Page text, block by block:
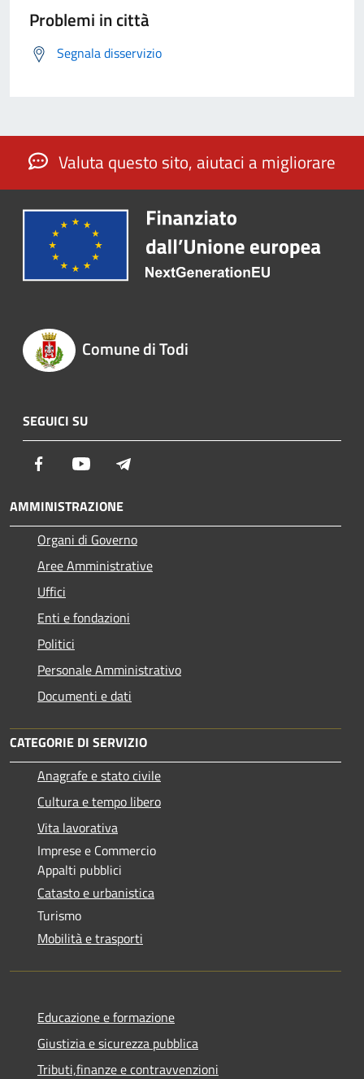
Problemi in città
Segnala disservizio
Valuta questo sito, aiutaci a migliorare
Comune di Todi
SEGUICI SU
Facebook Youtube
AMMINISTRAZIONE
Organi di Governo
Aree Amministrative
Uffici
Enti e fondazioni
Politici
Personale Amministrativo
Documenti e dati
CATEGORIE DI SERVIZIO
Anagrafe e stato civile
Cultura e tempo libero
Vita lavorativa
Imprese e Commercio
Appalti pubblici
Catasto e urbanistica
Turismo
Mobilità e trasporti
Educazione e formazione
Giustizia e sicurezza pubblica
Tributi,finanze e contravvenzioni